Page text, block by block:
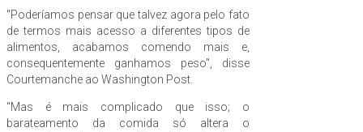
"Poderíamos pensar que talvez agora pelo fato
de termos mais acesso a diferentes tipos de
alimentos, acabamos comendo mais e,
consequentemente ganhamos peso", disse
Courtemanche ao Washington Post.
"Mas é mais complicado que isso; o
barateamento da comida só altera o